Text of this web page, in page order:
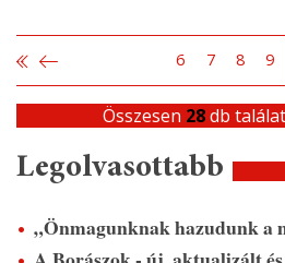
6 7 8 9
Összesen 28db
Legolvasottabb
„Önmagunknak hazudunk a